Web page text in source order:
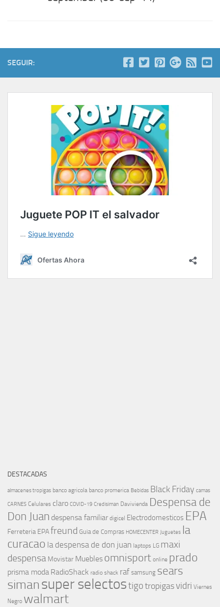
SEGUIR:
DESTACADAS
almacenes tropigas banco agricola banco promerica Bebidas Black Friday camas
CARNES Celulares claro COVID-19 Credisiman Davivienda Despensa de
Don Juan despensa familiar digicel Electrodomesticos EPA
Ferreteria EPAfreund Guia de Compras HOMECENTER Juguetes la
curacao la despensa de don juan laptops LG maxi
despensa Movistar Muebles omnisport online prado
prisma moda RadioShack radio shack raf samsung sears
simansuper selectostigotropigasvidri Viernes
Negro walmart